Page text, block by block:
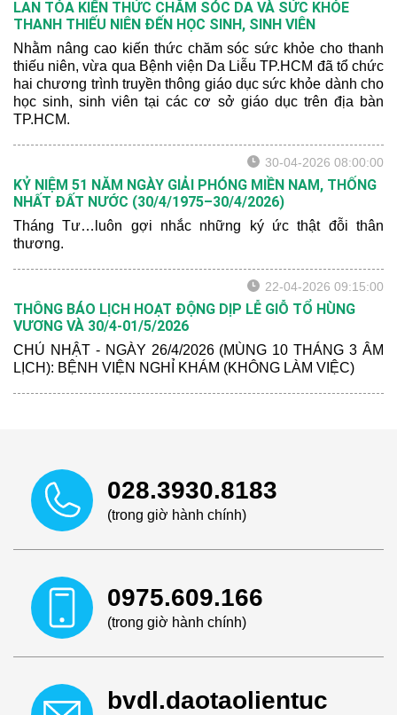
LAN TỎA KIẾN THỨC CHĂM SÓC DA VÀ SỨC KHỎE
THANH THIẾU NIÊN ĐẾN HỌC SINH, SINH VIÊN
Nhằm nâng cao kiến thức chăm sóc sức khỏe cho thanh
thiếu niên, vừa qua Bệnh viện Da Liễu TP.HCM đã tổ chức
hai chương trình truyền thông giáo dục sức khỏe dành cho
học sinh, sinh viên tại các cơ sở giáo dục trên địa bàn
TP.HCM.
30-04-2026 08:00:00
KỶ NIỆM 51 NĂM NGÀY GIẢI PHÓNG MIỀN NAM, THỐNG
NHẤT ĐẤT NƯỚC (30/4/1975–30/4/2026)
Tháng Tư…luôn gợi nhắc những ký ức thật đỗi thân
thương.
22-04-2026 09:15:00
THÔNG BÁO LỊCH HOẠT ĐỘNG DỊP LỄ GIỖ TỔ HÙNG
VƯƠNG VÀ 30/4-01/5/2026
CHỦ NHẬT - NGÀY 26/4/2026 (MÙNG 10 THÁNG 3 ÂM
LỊCH): BỆNH VIỆN NGHỈ KHÁM (KHÔNG LÀM VIỆC)
028.3930.8183
(trong giờ hành chính)
0975.609.166
(trong giờ hành chính)
bvdl.daotaolientuc